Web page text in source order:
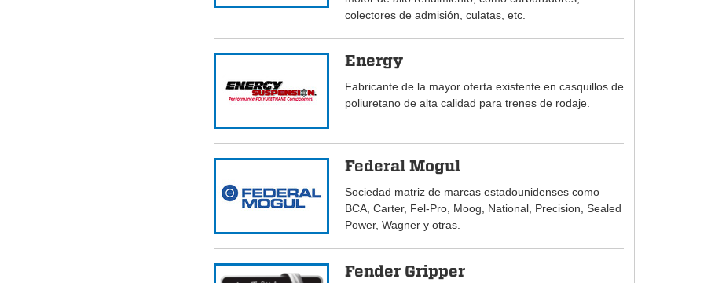
colectores de admisión, culatas, etc.
Energy
Fabricante de la mayor oferta existente en casquillos de
poliuretano de alta calidad para trenes de rodaje.
Federal Mogul
Sociedad matriz de marcas estadounidenses como
BCA, Carter, Fel-Pro, Moog, National, Precision, Sealed
Power, Wagner y otras.
Fender Gripper